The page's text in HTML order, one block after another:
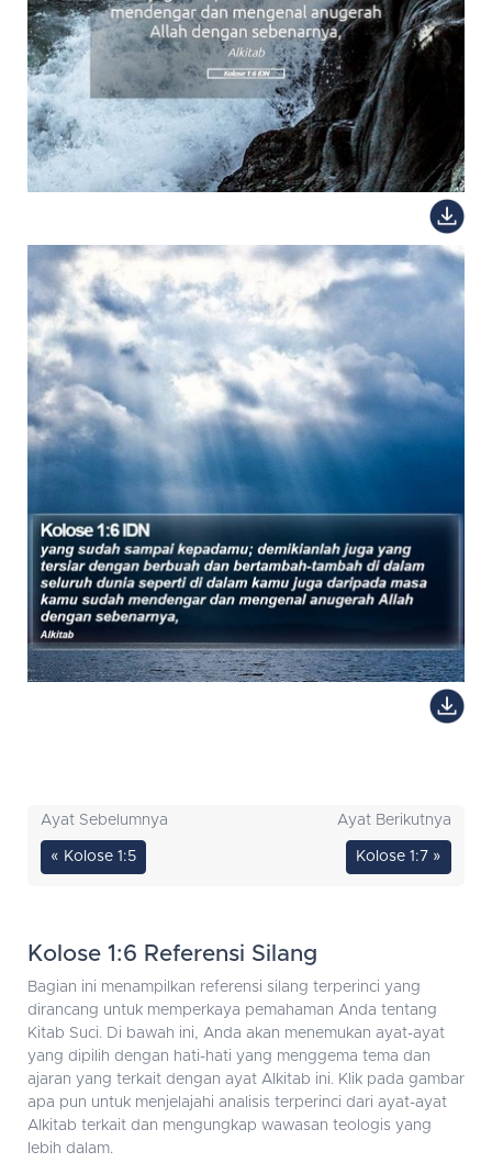
Ayat Sebelumnya
« Kolose 1:5
Ayat Berikutnya
Kolose 1:7 »
Kolose 1:6 Referensi Silang
Bagian ini menampilkan referensi silang terperinci yang
dirancang untuk memperkaya pemahaman Anda tentang
Kitab Suci. Di bawah ini, Anda akan menemukan ayat-ayat
yang dipilih dengan hati-hati yang menggema tema dan
ajaran yang terkait dengan ayat Alkitab ini. Klik pada gambar
apa pun untuk menjelajahi analisis terperinci dari ayat-ayat
Alkitab terkait dan mengungkap wawasan teologis yang
lebih dalam.